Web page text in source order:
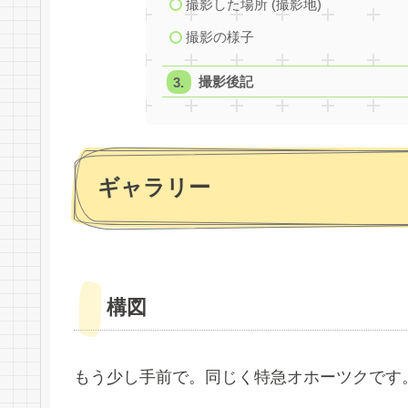
撮影した場所 (撮影地)
撮影の様子
撮影後記
ギャラリー
構図
もう少し手前で。同じく特急オホーツクです